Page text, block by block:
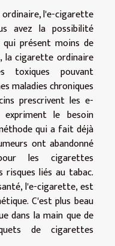
l'e-cigarette
avez la possibilité
présent moins de
la cigarette ordinaire
toxiques pouvant
maladies chroniques
prescrivent les e-
le besoin
qui a fait déjà
ont abandonné
les cigarettes
risques liés au tabac.
l'e-cigarette, est
C'est plus beau
dans la main que de
de cigarettes